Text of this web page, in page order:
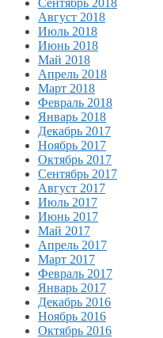
Сентябрь 2018
Август 2018
Июль 2018
Июнь 2018
Май 2018
Апрель 2018
Март 2018
Февраль 2018
Январь 2018
Декабрь 2017
Ноябрь 2017
Октябрь 2017
Сентябрь 2017
Август 2017
Июль 2017
Июнь 2017
Май 2017
Апрель 2017
Март 2017
Февраль 2017
Январь 2017
Декабрь 2016
Ноябрь 2016
Октябрь 2016